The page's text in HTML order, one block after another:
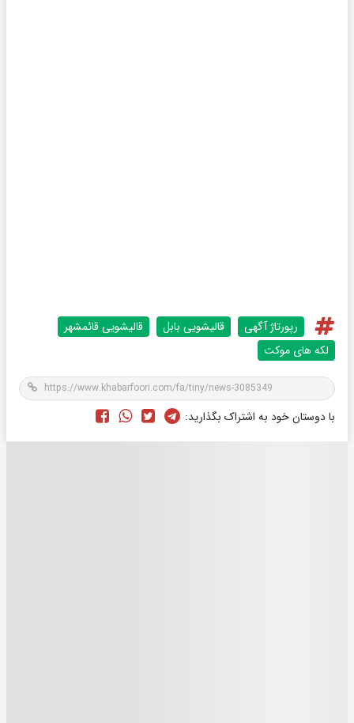
رپورتاژ آگهی قالیشویی بابل
قالیشویی قائمشهر
لکه های موکت
با دوستان خود به اشتراک بگذارید: